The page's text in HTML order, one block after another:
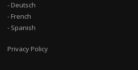
- Deutsch
- French
- Spanish
Privacy Policy